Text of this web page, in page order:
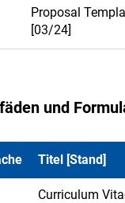
Proposal
[03/24]
und
Titel [Stand]
Curriculum